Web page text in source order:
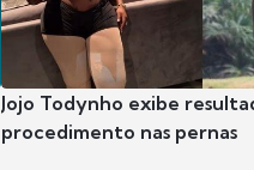
Jojo Todynho exibe
procedimento nas pernas